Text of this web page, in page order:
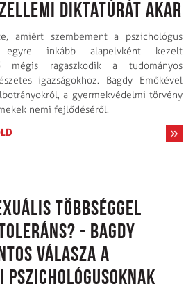
diktatúrát akar
amiért szembement a pszichológus
inkább alapelvként kezelt
mégis ragaszkodik a tudományos
igazságokhoz. Bagdy Emőkével
a gyermekvédelmi törvény
nemi fejlődéséről.
többséggel
- Bagdy
válasza a
pszichológusoknak